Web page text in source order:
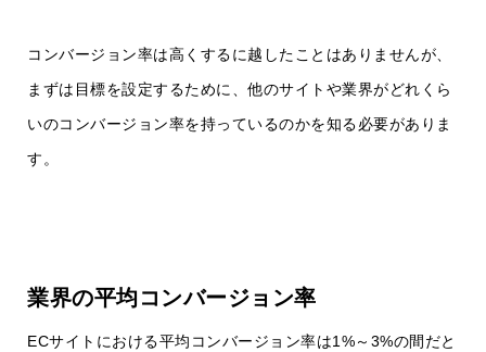
コンバージョン率は高くするに越したことはありませんが、
まずは目標を設定するために、他のサイトや業界がどれくら
いのコンバージョン率を持っているのかを知る必要がありま
す。
業界の平均コンバージョン率
ECサイトにおける平均コンバージョン率は1%～3%の間だと